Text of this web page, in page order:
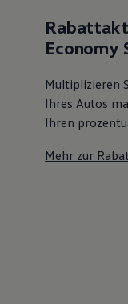
Economy
Multiplizieren
Ihres Autos
Ihren
Mehr zur